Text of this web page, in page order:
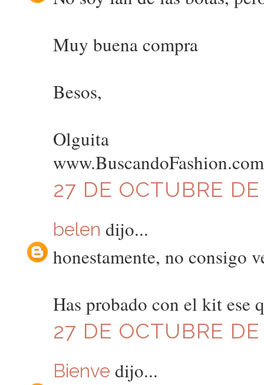
Muy buena compra
Besos,
Olguita
www.BuscandoFashion.com
27 DE OCTUBRE
belen dijo...
honestamente, no consigo
Has probado con el kit ese
27 DE OCTUBRE
Bienve dijo...